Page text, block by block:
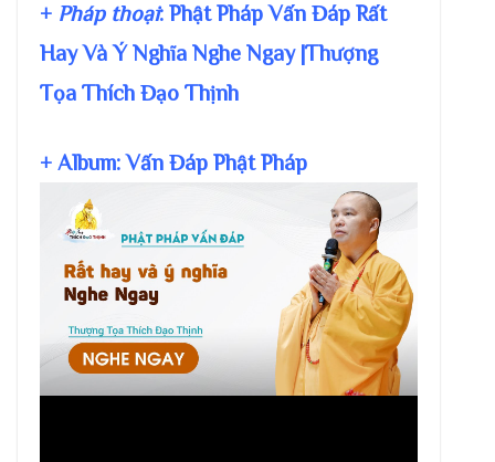
+ Pháp thoại: Phật Pháp Vấn Đáp Rất
Hay Và Ý Nghĩa Nghe Ngay |Thượng
Tọa Thích Đạo Thịnh
+ Album: Vấn Đáp Phật Pháp